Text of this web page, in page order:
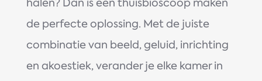
halen? Dan is een thuisbioscoop maken
de perfecte oplossing. Met de juiste
combinatie van beeld, geluid, inrichting
en akoestiek, verander je elke kamer in